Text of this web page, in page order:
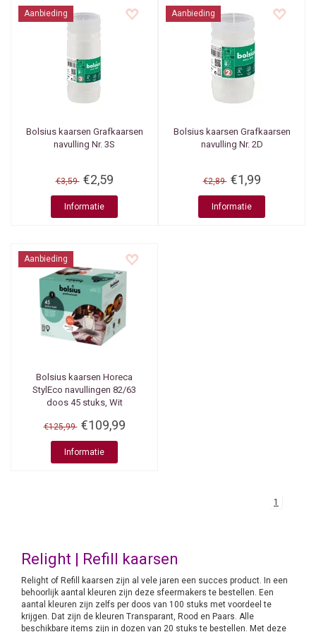
Aanbieding
Bolsius kaarsen Grafkaarsen
navulling Nr. 3S
€3,59 €2,59
Informatie
Aanbieding
Bolsius kaarsen Grafkaarsen
navulling Nr. 2D
€2,89 €1,99
Informatie
Aanbieding
Bolsius kaarsen Horeca
StylEco navullingen 82/63
doos 45 stuks, Wit
€125,99 €109,99
Informatie
1
Relight | Refill kaarsen
Relight of Refill kaarsen zijn al vele jaren een succes product. In een
behoorlijk aantal kleuren zijn deze sfeermakers te bestellen. Een
aantal kleuren zijn zelfs per doos van 100 stuks met voordeel te
krijgen. Dat zijn de kleuren Transparant, Rood en Paars. Alle
beschikbare items zijn in dozen van 20 stuks te bestellen. Met deze